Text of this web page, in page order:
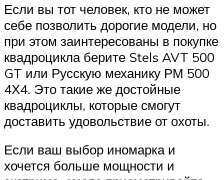
Если вы тот человек, кто не может
себе позволить дорогие модели, но
при этом заинтересованы в покупке
квадроцикла берите Stels AVT 500
GT или Русскую механику РМ 500
4Х4. Это такие же достойные
квадроциклы, которые смогут
доставить удовольствие от охоты.
Если ваш выбор иномарка и
хочется больше мощности и